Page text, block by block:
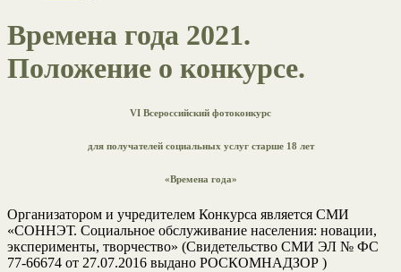
Времена года 2021.
Положение о конкурсе.
VI Всероссийский фотоконкурс
для получателей социальных услуг старше 18 лет
«Времена года»
Организатором и учредителем Конкурса является СМИ
«СОННЭТ. Социальное обслуживание населения: новации,
эксперименты, творчество» (Свидетельство СМИ ЭЛ № ФС
77-66674 от 27.07.2016 выдано РОСКОМНАДЗОР )